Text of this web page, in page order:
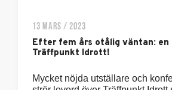
13 MARS / 2023
Efter fem års otålig väntan:
Träffpunkt Idrott!
Mycket nöjda utställare och